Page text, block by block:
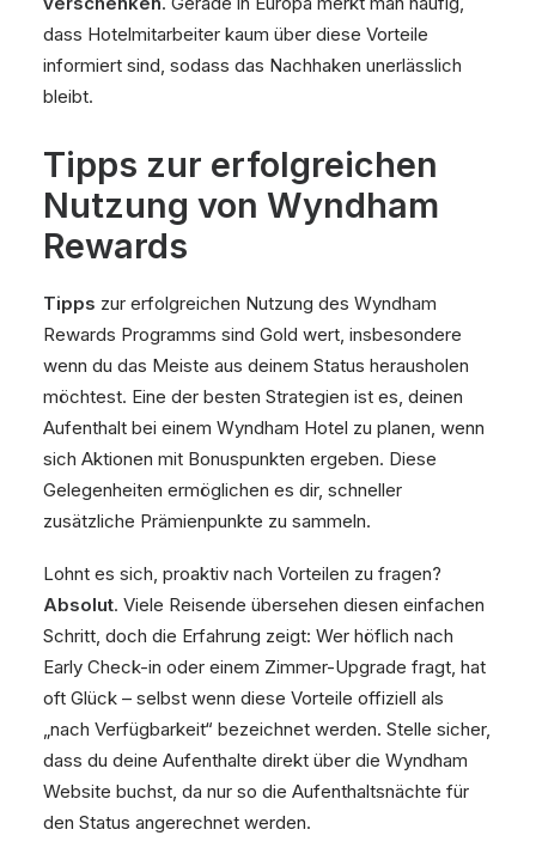
dass Hotelmitarbeiter kaum über diese Vorteile
informiert sind, sodass das Nachhaken unerlässlich
bleibt.
Tipps zur erfolgreichen
Nutzung von Wyndham
Rewards
Tipps zur erfolgreichen Nutzung des Wyndham
Rewards Programms sind Gold wert, insbesondere
wenn du das Meiste aus deinem Status herausholen
möchtest. Eine der besten Strategien ist es, deinen
Aufenthalt bei einem Wyndham Hotel zu planen, wenn
sich Aktionen mit Bonuspunkten ergeben. Diese
Gelegenheiten ermöglichen es dir, schneller
zusätzliche Prämienpunkte zu sammeln.
Lohnt es sich, proaktiv nach Vorteilen zu fragen?
Absolut. Viele Reisende übersehen diesen einfachen
Schritt, doch die Erfahrung zeigt: Wer höflich nach
Early Check-in oder einem Zimmer-Upgrade fragt, hat
oft Glück – selbst wenn diese Vorteile offiziell als
„nach Verfügbarkeit“ bezeichnet werden. Stelle sicher,
dass du deine Aufenthalte direkt über die Wyndham
Website buchst, da nur so die Aufenthaltsnächte für
den Status angerechnet werden.